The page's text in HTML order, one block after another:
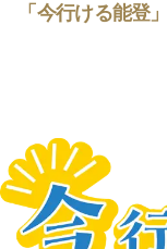
「今行ける能登